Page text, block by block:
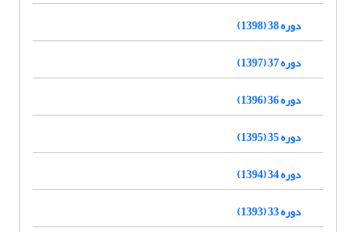
دوره 38 (1398)
دوره 37 (1397)
دوره 36 (1396)
دوره 35 (1395)
دوره 34 (1394)
دوره 33 (1393)